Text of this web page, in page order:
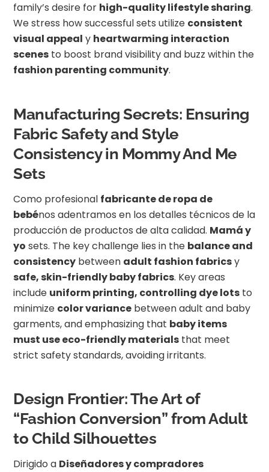
family’s desire for high-quality lifestyle sharing.
We stress how successful sets utilize consistent
visual appeal y heartwarming interaction
scenes to boost brand visibility and buzz within the
fashion parenting community.
Manufacturing Secrets: Ensuring
Fabric Safety and Style
Consistency in Mommy And Me
Sets
Como profesional fabricante de ropa de
bebénos adentramos en los detalles técnicos de la
producción de productos de alta calidad. Mamá y
yo sets. The key challenge lies in the balance and
consistency between adult fashion fabricsy
safe, skin-friendly baby fabrics. Key areas
include uniform printing, controlling dye lots to
minimize color variance between adult and baby
garments, and emphasizing that baby items
must use eco-friendly materials that meet
strict safety standards, avoiding irritants.
Design Frontier: The Art of
“Fashion Conversion” from Adult
to Child Silhouettes
Dirigido a Diseñadores y compradores